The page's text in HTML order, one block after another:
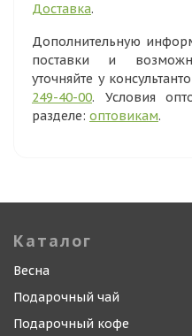
Доставка.
Дополнительную
поставки и
уточняйте у
249-40-00. Условия
разделе: оптовикам.
Каталог
Весна
Подарочный чай
Подарочный кофе